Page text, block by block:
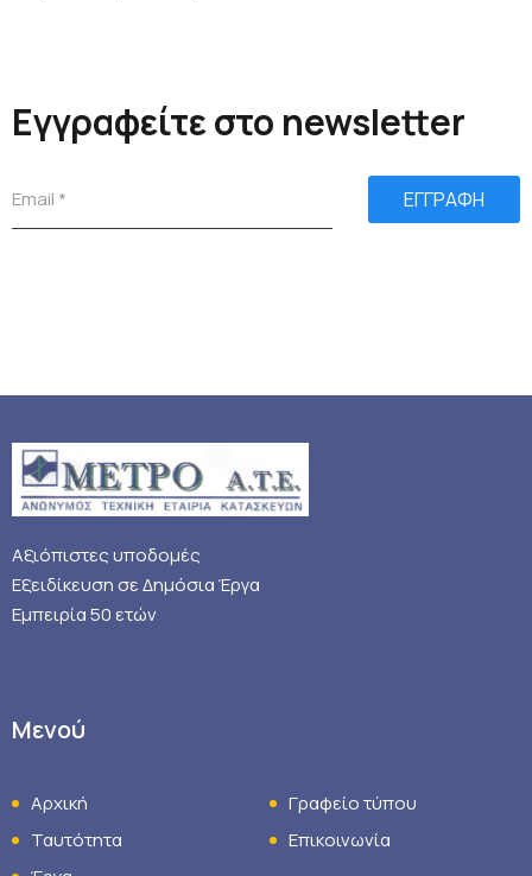
Εγγραφείτε στο newsletter
ΕΓΓΡΑΦΗ
Αξιόπιστες υποδομές
Εξειδίκευση σε Δημόσια Έργα
Εμπειρία 50 ετών
Μενού
Αρχική
Ταυτότητα
Γραφείο τύπου
Επικοινωνία